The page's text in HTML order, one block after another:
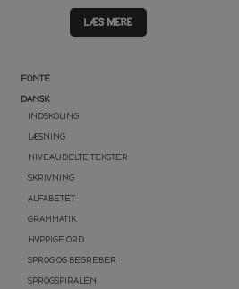
FONTE
DANSK
INDSKOLING
LÆSNING
NIVEAUDELTE TEKSTER
SKRIVNING
ALFABETET
GRAMMATIK
HYPPIGE ORD
SPROG OG BEGREBER
SPROGSPIRALEN
LÆS MERE